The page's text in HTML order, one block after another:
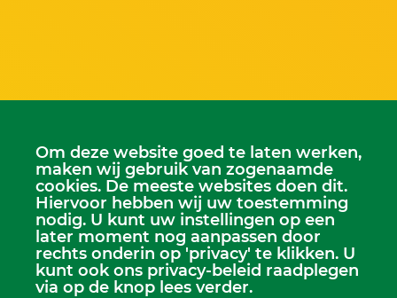
Dhr. Leen Kruithof
scriba@kerkheerjansdam.nl
Om deze website goed te laten werken,
maken wij gebruik van zogenaamde
cookies. De meeste websites doen dit.
Hiervoor hebben wij uw toestemming
nodig. U kunt uw instellingen op een
later moment nog aanpassen door
rechts onderin op 'privacy' te klikken. U
kunt ook ons privacy-beleid raadplegen
via op de knop lees verder.